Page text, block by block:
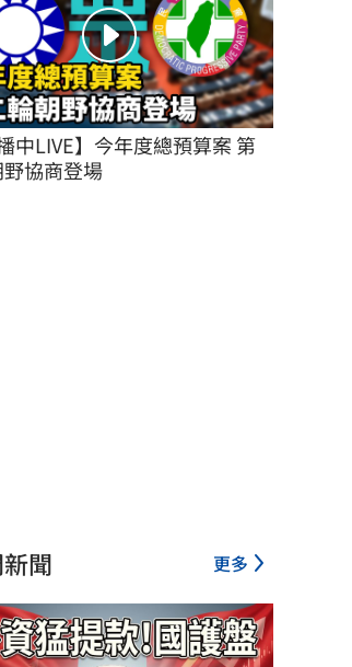
播中LIVE】今年度總預算案 第
協商登場
聞 更多